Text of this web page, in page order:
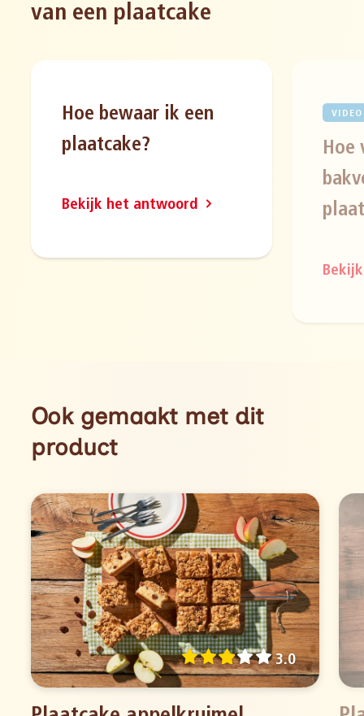
van een plaatcake
Hoe bewaar ik een
plaatcake?
Bekijk het antwoord
VIDEO
Hoe
Ook gemaakt met dit
product
3.0